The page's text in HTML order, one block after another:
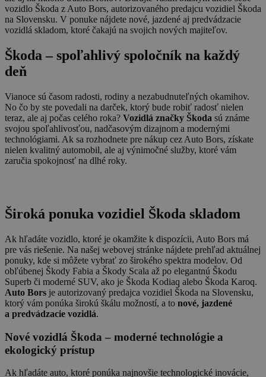
vozidlo Škoda z Auto Bors, autorizovaného predajcu vozidiel Škoda
na Slovensku. V ponuke nájdete nové, jazdené aj predvádzacie
vozidlá skladom, ktoré čakajú na svojich nových majiteľov.
Škoda – spoľahlivý spoločník na každý
deň
Vianoce sú časom radosti, rodiny a nezabudnuteľných okamihov.
No čo by ste povedali na darček, ktorý bude robiť radosť nielen
teraz, ale aj počas celého roka? Vozidlá značky Škoda sú známe
svojou spoľahlivosťou, nadčasovým dizajnom a modernými
technológiami. Ak sa rozhodnete pre nákup cez Auto Bors, získate
nielen kvalitný automobil, ale aj výnimočné služby, ktoré vám
zaručia spokojnosť na dlhé roky.
Široká ponuka vozidiel Škoda skladom
Ak hľadáte vozidlo, ktoré je okamžite k dispozícii, Auto Bors má
pre vás riešenie. Na našej webovej stránke nájdete prehľad aktuálnej
ponuky, kde si môžete vybrať zo širokého spektra modelov. Od
obľúbenej Škody Fabia a Škody Scala až po elegantnú Škodu
Superb či moderné SUV, ako je Škoda Kodiaq alebo Škoda Karoq.
Auto Bors je autorizovaný predajca vozidiel Škoda na Slovensku,
ktorý vám ponúka širokú škálu možností, a to nové, jazdené
a predvádzacie vozidlá.
Nové vozidlá Škoda – moderné technológie a
ekologický prístup
Ak hľadáte auto, ktoré ponúka najnovšie technologické inovácie,